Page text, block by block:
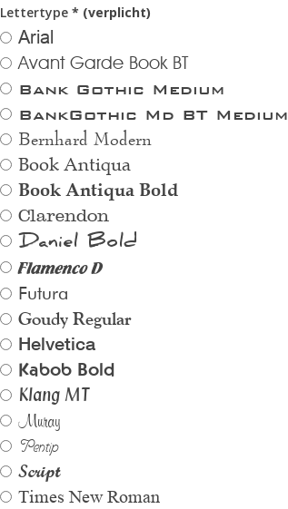
Lettertype * (verplicht)
Arial
Avant Garde Book BT
Bank Gothic Medium
BankGothic Md BT Medium
Bernhard Modern
Book Antiqua
Book Antiqua Bold
Clarendon
Daniel Bold
Flamenco D
Futura
Goudy Regular
Helvetica
Kabob Bold
Klang MT
Muray
Pentip
Script
Times New Roman